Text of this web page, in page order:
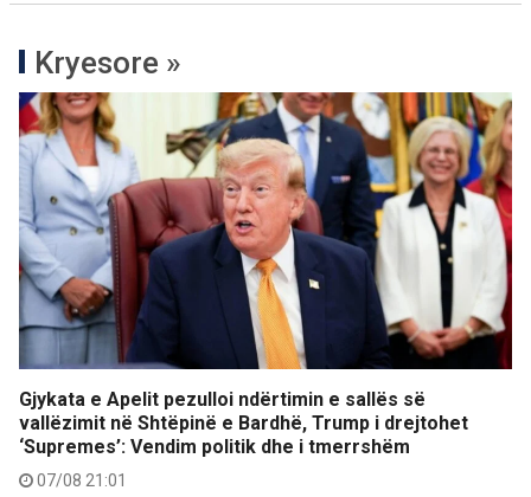
Kryesore »
Gjykata e Apelit pezulloi ndërtimin e sallës së
vallëzimit në Shtëpinë e Bardhë, Trump i drejtohet
‘Supremes’: Vendim politik dhe i tmerrshëm
07/08 21:01